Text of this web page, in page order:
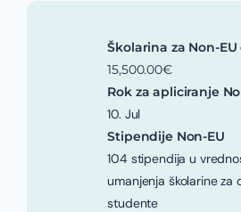
Školarina za Non-
15,500.00€
Rok za apliciranje
10. Jul
Stipendije Non-EU
104 stipendija u
umanjenja školarine za
studente